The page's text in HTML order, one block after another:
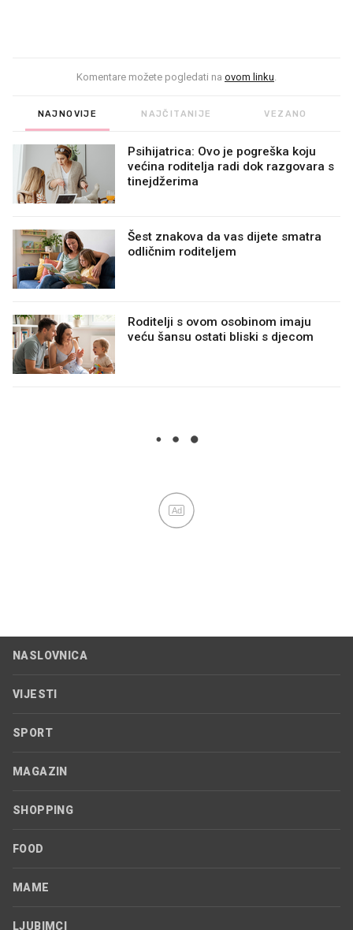
Komentare možete pogledati na ovom linku.
NAJNOVIJE NAJČITANIJE VEZANO
Psihijatrica: Ovo je pogreška koju
većina roditelja radi dok razgovara s
tinejdžerima
Šest znakova da vas dijete smatra
odličnim roditeljem
Roditelji s ovom osobinom imaju
veću šansu ostati bliski s djecom
Ad
NASLOVNICA
VIJESTI
SPORT
MAGAZIN
SHOPPING
FOOD
MAME
LJUBIMCI